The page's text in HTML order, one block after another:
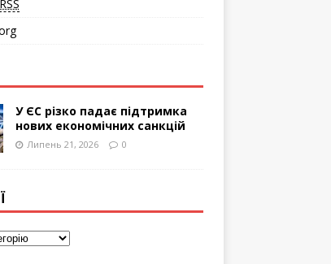
RSS
У ЄС різко падає підтримка
нових економічних санкцій
Липень 21, 2026 0